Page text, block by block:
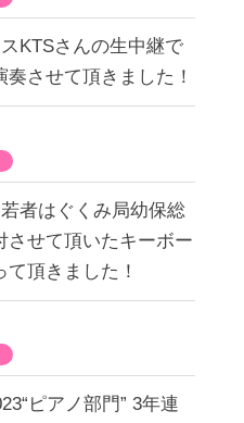
KTSさんの生中継で
させて頂きました！
者はぐくみ局幼保総
させて頂いたキーボー
て頂きました！
ピアノ部門” 3年連